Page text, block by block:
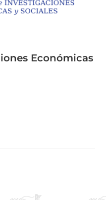
Económicas